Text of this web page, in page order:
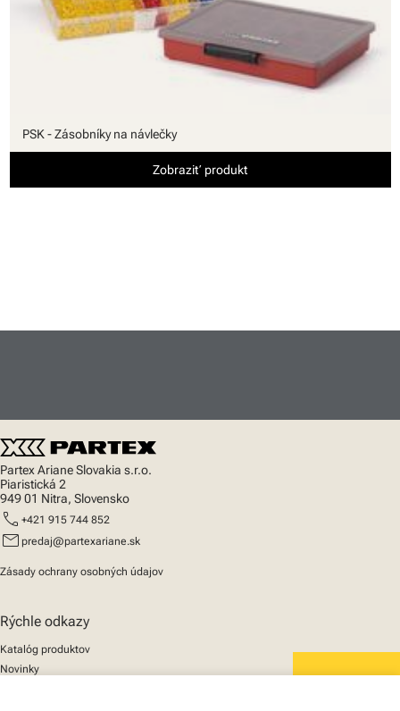
PSK - Zásobníky na návlečky
Zobraziť produkt
Partex Ariane Slovakia s.r.o.
Piaristická 2
949 01 Nitra, Slovensko
call +421 915 744 852
mail predaj@partexariane.sk
Zásady ochrany osobných údajov
Rýchle odkazy
Katalóg produktov
Novinky